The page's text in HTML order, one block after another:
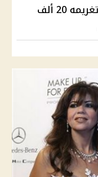
حبس الفنان فادي خفاجة 6 أشهر وتغريمه 20 ألف